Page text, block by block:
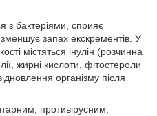
з бактеріями, сприяє
запах екскрементів. У
містяться інулін (розчинна
жирні кислоти, фітостероли
організму після
противірусним,